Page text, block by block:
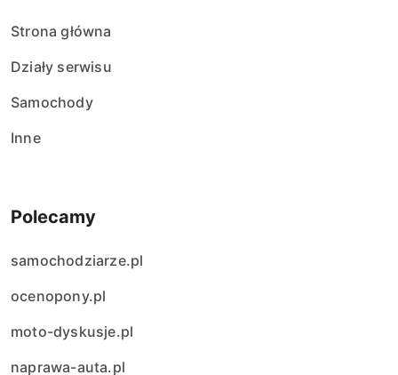
Strona główna
Działy serwisu
Samochody
Inne
Polecamy
samochodziarze.pl
ocenopony.pl
moto-dyskusje.pl
naprawa-auta.pl